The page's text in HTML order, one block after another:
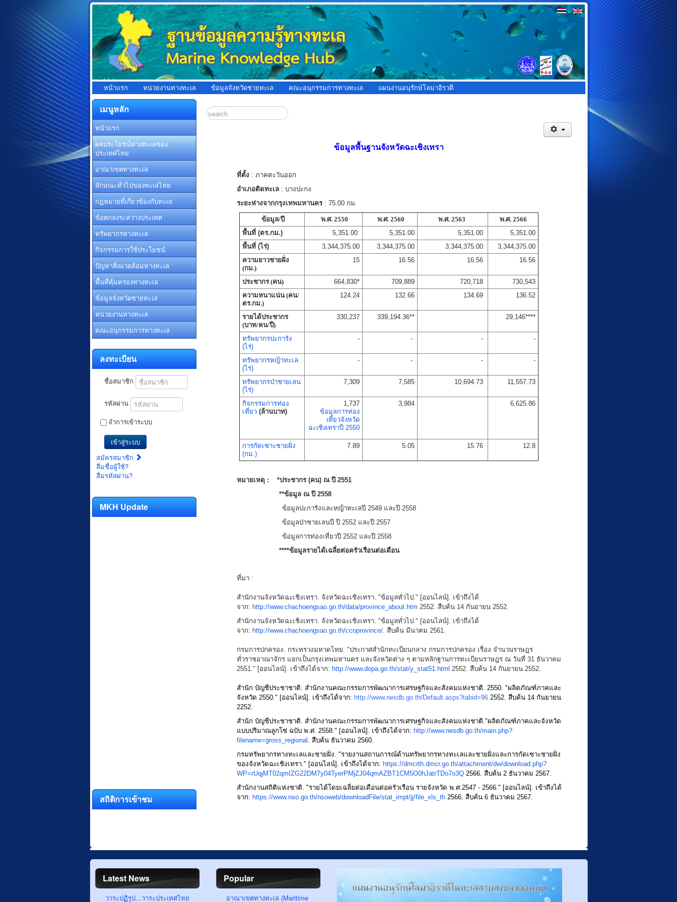
หน้าแรก หน่วยงานทางทะเล ข้อมูลจังหวัดชายทะเล คณะอนุกรรมการทางทะเล แผนงานอนุรักษ์โลมาอิรวดี
เมนูหลัก
หน้าแรก
ผลประโยชน์ทางทะเลของ
ประเทศไทย
อาณาเขตทางทะเล
ลักษณะทั่วไปของทะเลไทย
กฎหมายที่เกี่ยวข้องกับทะเล
ข้อตกลงระหว่างประเทศ
ทรัพยากรทางทะเล
กิจกรรมการใช้ประโยชน์
ปัญหาสิ่งแวดล้อมทางทะเล
พื้นที่คุ้มครองทางทะเล
ข้อมูลจังหวัดชายทะเล
หน่วยงานทางทะเล
คณะอนุกรรมการทางทะเล
ลงทะเบียน
ชื่อสมาชิก
รหัสผ่าน
จำการเข้าระบบ
เข้าสู่ระบบ
สมัครสมาชิก
ลืมชื่อผู้ใช้?
ลืมรหัสผ่าน?
MKH Update
สถิติการเข้าชม
ข้อมูลพื้นฐานจังหวัดฉะเชิงเทรา
ที่ตั้ง : ภาคตะวันออก
อำเภอติดทะเล: บางปะกง
ระยะห่างจากกรุงเทพมหานคร: 75.00 กม.
ข้อมูล/ปี พ.ศ. 2550 พ.ศ. 2560 พ.ศ. 2563
พ.ศ. 2566
พื้นที่ (ตร.กม.)
5,351.00 5,351.00 5,351.00
5,351.00
พื้นที่ (ไร่)
3,344,375.00 3,344,375.00 3,344,375.00
3,344,375.00
ความยาวชายฝั่ง
(กม.)
15 16.56 16.56 16.56
ประชากร (คน) 664,830* 709,889 720,718
730,543
ความหนาแน่น (คน/
ตร.กม.)
124.24 132.66 134.69 136.52
รายได้ประชากร
(บาท/คน/ปี)
330,237 339,194.36** 29,146****
ทรัพยากรปะการัง
(ไร่)
- - - -
ทรัพยากรหญ้าทะเล
(ไร่)
- - - -
ทรัพยากรป่าชายเลน
(ไร่)
7,309 7,585 10,694.73 11,557.73
กิจกรรมการท่อง
เที่ยว (ล้านบาท)
1,737
ข้อมูลการท่อง
เที่ยวจังหวัด
ฉะเชิงเทราปี 2550
3,984 6,625.86
การกัดเซาะชายฝั่ง
(กม.)
7.89 5.05 15.76 12.8
หมายเหตุ : *ประชากร (คน) ณ ปี 2551
**ข้อมูล ณ ปี 2558
ข้อมูลปะการังและหญ้าทะเลปี 2549 และปี 2558
ข้อมูลป่าชายเลนปี ปี 2552 และปี 2557
ข้อมูลการท่องเที่ยวปี 2552 และปี 2558
****ข้อมูลรายได้เฉลี่ยต่อครัวเรือนต่อเดือน
ที่มา :
สำนักงานจังหวัดฉะเชิงเทรา. จังหวัดฉะเชิงเทรา. "ข้อมูลทั่วไป." [ออนไลน์]. เข้าถึงได้
จาก: http://www.chachoengsao.go.th/data/province_about.htm 2552. สืบค้น 14 กันยายน 2552.
สำนักงานจังหวัดฉะเชิงเทรา. จังหวัดฉะเชิงเทรา. "ข้อมูลทั่วไป." [ออนไลน์]. เข้าถึงได้
จาก: http://www.chachoengsao.go.th/ccoprovince/. สืบค้น มีนาคม 2561.
กรมการปกครอง. กระทรวงมหาดไทย. "ประกาศสำนักทะเบียนกลาง กรมการปกครอง เรื่อง จำนวนราษฎร
ทั่วราชอาณาจักร แยกเป็นกรุงเทพมหานคร และจังหวัดต่าง ๆ ตามหลักฐานการทะเบียนราษฎร ณ วันที่ 31 ธันวาคม
2551." [ออนไลน์]. เข้าถึงได้จาก: http://www.dopa.go.th/stat/y_stat51.html 2552. สืบค้น 14 กันยายน 2552.
สำนัก บัญชีประชาชาติ. สำนักงานคณะกรรมการพัฒนาการเศรษฐกิจและสังคมแห่งชาติ. 2550. "ผลิตภัณฑ์ภาคและ
จังหวัด 2550." [ออนไลน์]. เข้าถึงได้จาก: http://www.nesdb.go.th/Default.aspx?tabid=96 2552. สืบค้น 14 กันยายน
2252.
สำนัก บัญชีประชาชาติ. สำนักงานคณะกรรมการพัฒนาการเศรษฐกิจและสังคมแห่งชาติ."ผลิตภัณฑ์ภาคและจังหวัด
แบบปริมาณลูกโซ่ ฉบับ พ.ศ. 2558." [ออนไลน์]. เข้าถึงได้จาก: http://www.nesdb.go.th/main.php?
filename=gross_regional . สืบค้น ธันวาคม 2560.
กรมทรัพยากรทางทะเลและชายฝั่ง. "รายงานสถานการณ์ด้านทรัพยากรทางทะเลและชายฝั่งและการกัดเซาะชายฝั่ง
ของจังหวัดฉะเชิงเทรา." [ออนไลน์]. เข้าถึงได้จาก: https://dmcrth.dmcr.go.th/attachment/dw/download.php?
WP=rUqjMT02qmIZG22DM7y04TyerPMjZJ04qmAZBT1CM5O0hJatrTDo7o3Q2566. สืบค้น 2 ธันวาคม 2567.
สำนักงานสถิติแห่งชาติ. "รายได้โดยเฉลี่ยต่อเดือนต่อครัวเรือน รายจังหวัด พ.ศ.2547 - 2566." [ออนไลน์]. เข้าถึงได้
จาก: https://www.nso.go.th/nsoweb/downloadFile/stat_impt/jj/file_xls_th2566. สืบค้น 6 ธันวาคม 2567.
Latest News
วาระปฏิรูป...วาระประเทศไทย
Popular
อาณาเขตทางทะเล (Maritime